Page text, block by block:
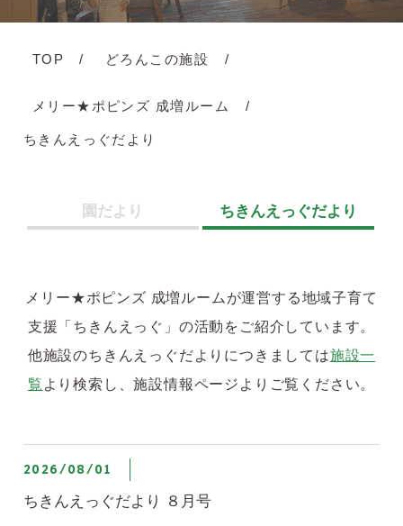
TOP どろんこの施設
メリー★ポピンズ 成増ルーム
ちきんえっぐだより
園だより ちきんえっぐだより
メリー★ポピンズ 成増ルームが運営する地域子育て
支援「ちきんえっぐ」の活動をご紹介しています。
他施設のちきんえっぐだよりにつきましては施設一
覧 より検索し、施設情報ページよりご覧ください。
2026/08/01
ちきんえっぐだより ８月号